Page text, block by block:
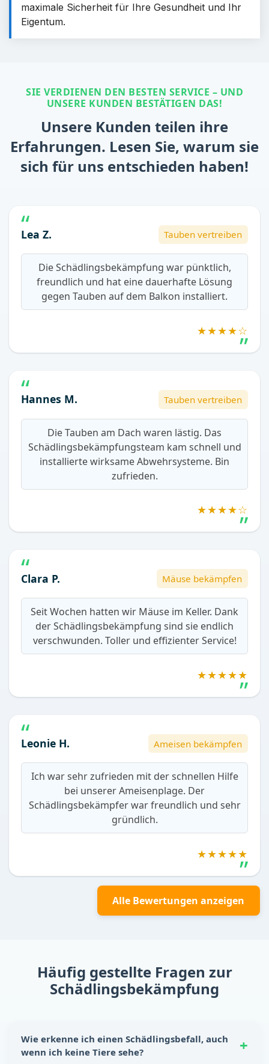
maximale Sicherheit für Ihre Gesundheit und Ihr
Eigentum.
SIE VERDIENEN DEN BESTEN SERVICE – UND
UNSERE KUNDEN BESTÄTIGEN DAS!
Unsere Kunden teilen ihre
Erfahrungen. Lesen Sie, warum sie
sich für uns entschieden haben!
Lea Z. Tauben vertreiben
Die Schädlingsbekämpfung war pünktlich,
freundlich und hat eine dauerhafte Lösung
gegen Tauben auf dem Balkon installiert.
★★★★☆
Hannes M. Tauben vertreiben
Die Tauben am Dach waren lästig. Das
Schädlingsbekämpfungsteam kam schnell und
installierte wirksame Abwehrsysteme. Bin
zufrieden.
★★★★☆
Clara P. Mäuse bekämpfen
Seit Wochen hatten wir Mäuse im Keller. Dank
der Schädlingsbekämpfung sind sie endlich
verschwunden. Toller und effizienter Service!
★★★★★
Leonie H. Ameisen bekämpfen
Ich war sehr zufrieden mit der schnellen Hilfe
bei unserer Ameisenplage. Der
Schädlingsbekämpfer war freundlich und sehr
gründlich.
★★★★★
Alle Bewertungen anzeigen
Häufig gestellte Fragen zur
Schädlingsbekämpfung
Wie erkenne ich einen Schädlingsbefall, auch
wenn ich keine Tiere sehe?